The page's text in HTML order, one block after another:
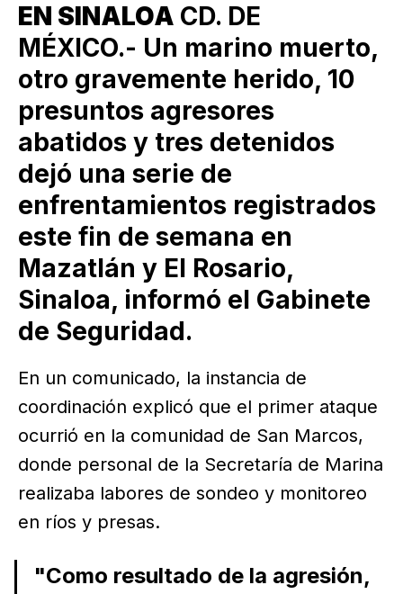
EN SINALOA CD. DE
MÉXICO.- Un marino muerto,
otro gravemente herido, 10
presuntos agresores
abatidos y tres detenidos
dejó una serie de
enfrentamientos registrados
este fin de semana en
Mazatlán y El Rosario,
Sinaloa, informó el Gabinete
de Seguridad.
En un comunicado, la instancia de
coordinación explicó que el primer ataque
ocurrió en la comunidad de San Marcos,
donde personal de la Secretaría de Marina
realizaba labores de sondeo y monitoreo
en ríos y presas.
"Como resultado de la agresión,